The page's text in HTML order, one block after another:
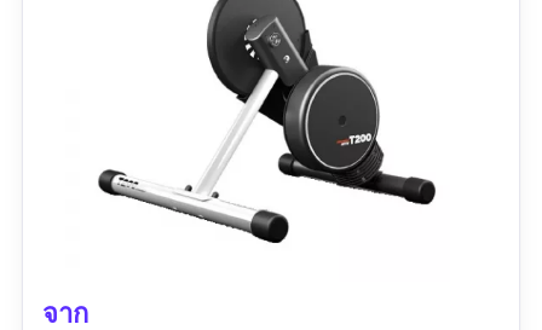
ความหนืด ตามสนาม ใน Zwif กับ Onelap ได้ดี”
จาก